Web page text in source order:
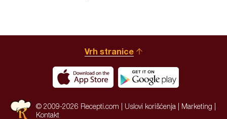
Vrh stranice
© 2009-2026 Recepti.com | Uslovi korišćenja Marketing
Kontakt